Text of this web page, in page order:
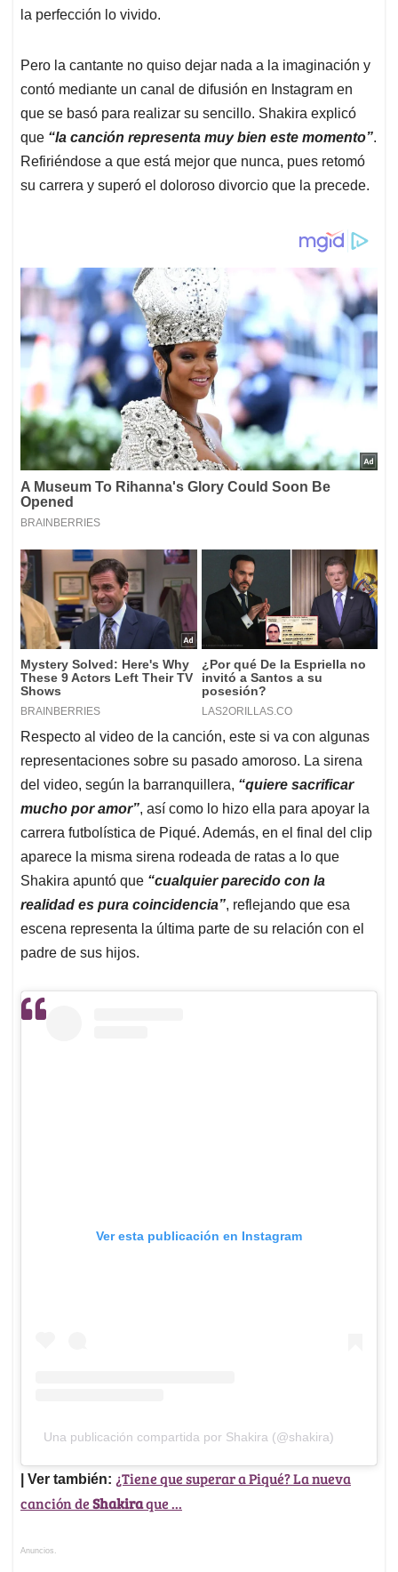
la perfección lo vivido.
Pero la cantante no quiso dejar nada a la imaginación y
contó mediante un canal de difusión en Instagram en
que se basó para realizar su sencillo. Shakira explicó
que “la canción representa muy bien este momento”.
Refiriéndose a que está mejor que nunca, pues retomó
su carrera y superó el doloroso divorcio que la precede.
Respecto al video de la canción, este si va con algunas
representaciones sobre su pasado amoroso. La sirena
del video, según la barranquillera, “quiere sacrificar
mucho por amor”, así como lo hizo ella para apoyar la
carrera futbolística de Piqué. Además, en el final del clip
aparece la misma sirena rodeada de ratas a lo que
Shakira apuntó que “cualquier parecido con la
realidad es pura coincidencia”, reflejando que esa
escena representa la última parte de su relación con el
padre de sus hijos.
Ver esta publicación en Instagram
Una publicación compartida por Shakira (@shakira)
| Ver también: ¿Tiene que superar a Piqué? La nueva
canción deShakiraque ...
Anuncios.